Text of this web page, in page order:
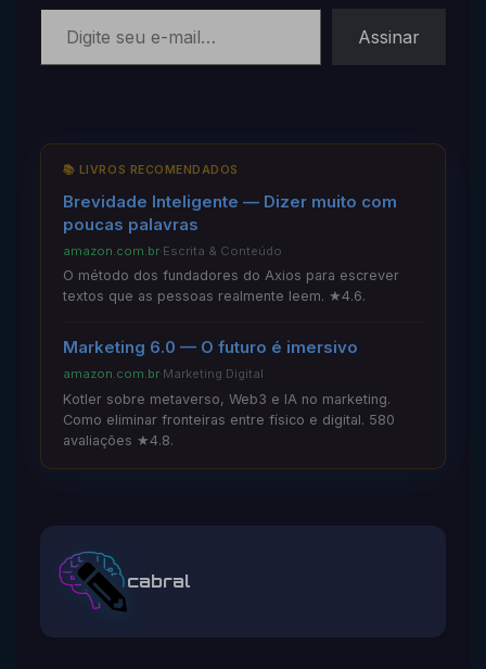
Digite seu e-mail…
Assinar
📚 LIVROS RECOMENDADOS
Brevidade Inteligente — Dizer muito com
poucas palavras
amazon.com.br·Escrita & Conteúdo
O método dos fundadores do Axios para escrever
textos que as pessoas realmente leem. ★4.6.
Marketing 6.0 — O futuro é imersivo
amazon.com.br·Marketing Digital
Kotler sobre metaverso, Web3 e IA no marketing.
Como eliminar fronteiras entre físico e digital. 580
avaliações ★4.8.
cabral